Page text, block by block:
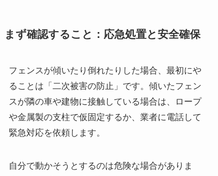
まず確認すること：応急処置と安全確保
フェンスが傾いたり倒れたりした場合、最初にや
ることは「二次被害の防止」です。傾いたフェン
スが隣の車や建物に接触している場合は、ロープ
や金属製の支柱で仮固定するか、業者に電話して
緊急対応を依頼します。
自分で動かそうとするのは危険な場合がありま